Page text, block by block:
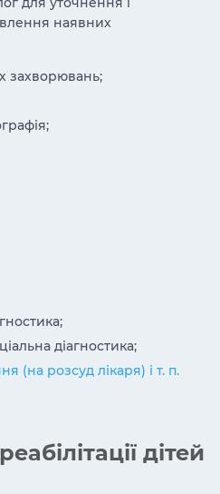
наявних
захворювань;
діагностика;
(на розсуд лікаря) і т. п.
дітей